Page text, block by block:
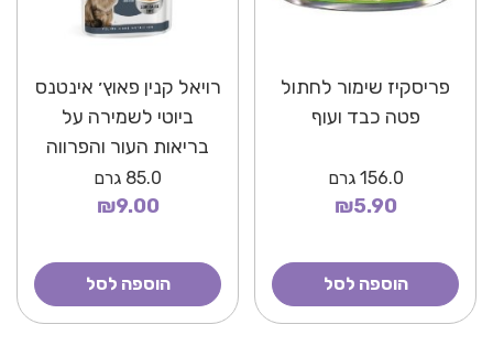
פריסקיז שימור לחתול
פטה כבד ועוף
156.0 גרם
₪5.90
הוספה לסל
רויאל קנין פאוץ׳ אינטנס
ביוטי לשמירה על
בריאות העור והפרווה
85.0 גרם
₪9.00
הוספה לסל